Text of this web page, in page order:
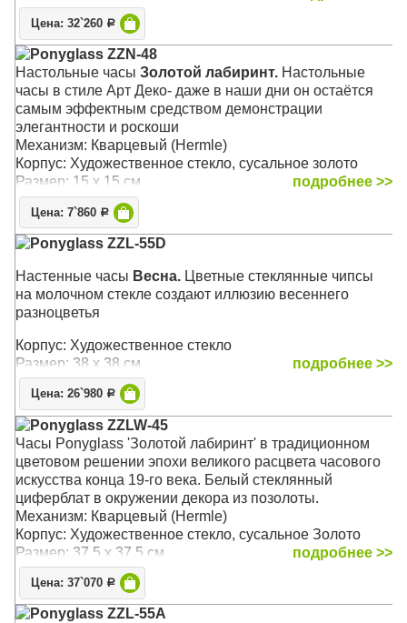
Цена: 32`260 Р
Ponyglass ZZN-48
Настольные часы Золотой лабиринт. Настольные
часы в стиле Арт Деко- даже в наши дни он остаётся
самым эффектным средством демонстрации
элегантности и роскоши
Механизм: Кварцевый (Hermle)
Корпус: Художественное стекло, сусальное золото
Размер: 15 х 15 см
подробнее >>
Цена: 7`860 Р
Ponyglass ZZL-55D
Настенные часы Весна. Цветные стеклянные чипсы
на молочном стекле создают иллюзию весеннего
разноцветья
Корпус: Художественное стекло
Размер: 38 х 38 см
подробнее >>
Цена: 26`980 Р
Ponyglass ZZLW-45
Часы Ponyglass 'Золотой лабиринт' в традиционном
цветовом решении эпохи великого расцвета часового
искусства конца 19-го века. Белый стеклянный
циферблат в окружении декора из позолоты.
Механизм: Кварцевый (Hermle)
Корпус: Художественное стекло, сусальное Зoлoто
Размер: 37,5 х 37,5 см
подробнее >>
Цена: 37`070 Р
Ponyglass ZZL-55A